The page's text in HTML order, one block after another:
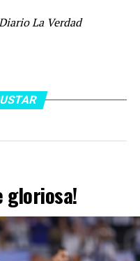
La Verdad
gloriosa!